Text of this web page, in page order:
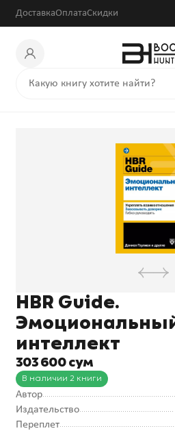
ДоставкаОплатаСкидки
HBR Guide.
интеллект
303 600 сум
В наличии 2 книги
Автор
Издательство
Переплет